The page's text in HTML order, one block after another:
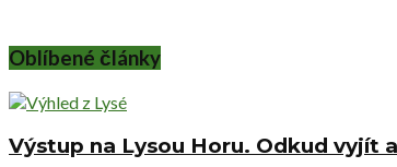
Oblíbené články
Výstup na Lysou Horu. Odkud vyjít